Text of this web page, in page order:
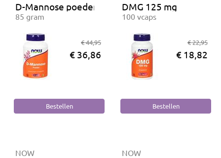
D-Mannose poeder
85 gram
€ 44,95
€ 36,86
DMG 125 mg
100 vcaps
€ 22,95
€ 18,82
NOW NOW